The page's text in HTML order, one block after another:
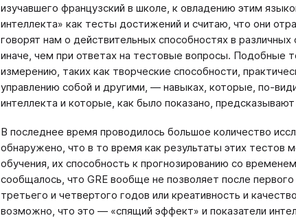
изучавшего французский в школе, к овладению этим
интеллекта» как тесты достижений и считаю, что они
говорят нам о действительных способностях в
иначе, чем при ответах на тестовые вопросы. Подобные
измерению, таких как творческие способности,
управлению собой и другими, — навыках, которые, по-
интеллекта и которые, как было показано,
В последнее время проводилось большое количество
обнаружено, что в то время как результаты этих тестов
обучения, их способность к прогнозированию со
сообщалось, что GRE вообще не позволяет после
третьего и четвертого годов или креативность и
возможно, что это — «спящий эффект» и показатели